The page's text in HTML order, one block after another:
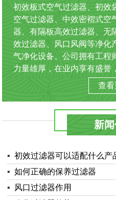
初效板式空气过滤器、初效
空气过滤器、中效密褶式空
器、有隔板高效过滤器、无
效过滤器、风口风阀等净化
气净化设备。公司拥有工程
力量雄厚，在业内享有盛誉
查看
新
▪ 初效过滤器可以适配什么产
▪ 如何正确的保养过滤器
▪
风口过滤器作用